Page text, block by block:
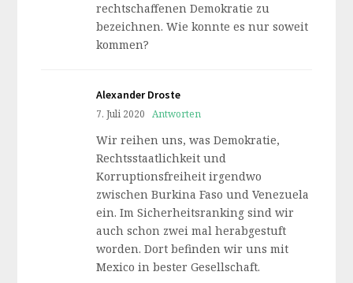
rechtschaffenen Demokratie zu
bezeichnen. Wie konnte es nur soweit
kommen?
Alexander Droste
7. Juli 2020 Antworten
Wir reihen uns, was Demokratie,
Rechtsstaatlichkeit und
Korruptionsfreiheit irgendwo
zwischen Burkina Faso und Venezuela
ein. Im Sicherheitsranking sind wir
auch schon zwei mal herabgestuft
worden. Dort befinden wir uns mit
Mexico in bester Gesellschaft.